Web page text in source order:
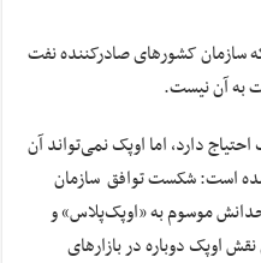
سازمان کشورهای صادرکننده نفت
به آن نیست.
دارد، اما اوپک نمی‌تواند آن
است: شکست توافق سازمان
موسوم به «اوپک‌پلاس» و
اوپک دوباره در بازارهای